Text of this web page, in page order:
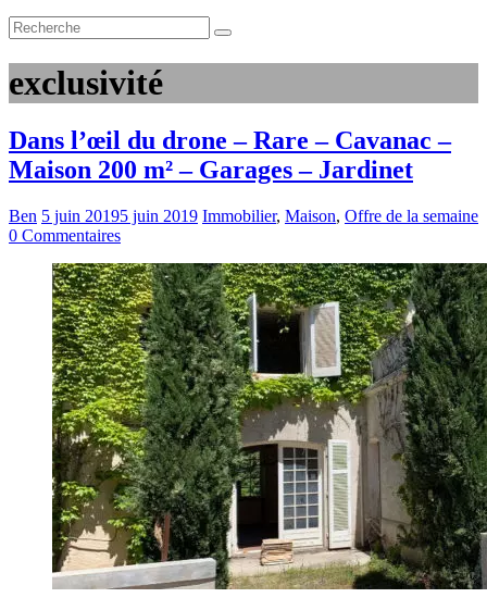
exclusivité
Dans l’œil du drone – Rare – Cavanac –
Maison 200 m² – Garages – Jardinet
Ben 5 juin 20195 juin 2019 Immobilier, Maison, Offre de la semaine
0 Commentaires